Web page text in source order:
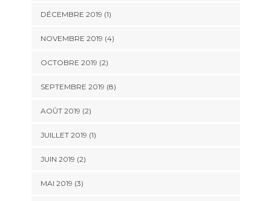
DÉCEMBRE 2019 (1)
NOVEMBRE 2019 (4)
OCTOBRE 2019 (2)
SEPTEMBRE 2019 (8)
AOÛT 2019 (2)
JUILLET 2019 (1)
JUIN 2019 (2)
MAI 2019 (3)